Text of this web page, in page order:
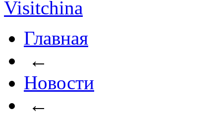
Главная
←
Новости
←